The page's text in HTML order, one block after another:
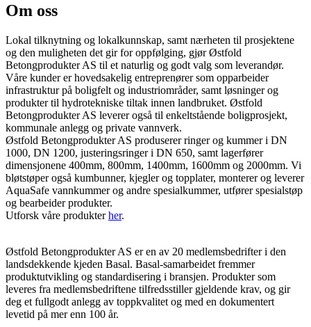
Om oss
Lokal tilknytning og lokalkunnskap, samt nærheten til prosjektene
og den muligheten det gir for oppfølging, gjør Østfold
Betongprodukter AS til et naturlig og godt valg som leverandør.
Våre kunder er hovedsakelig entreprenører som opparbeider
infrastruktur på boligfelt og industriområder, samt løsninger og
produkter til hydrotekniske tiltak innen landbruket. Østfold
Betongprodukter AS leverer også til enkeltstående boligprosjekt,
kommunale anlegg og private vannverk.
Østfold Betongprodukter AS produserer ringer og kummer i DN
1000, DN 1200, justeringsringer i DN 650, samt lagerfører
dimensjonene 400mm, 800mm, 1400mm, 1600mm og 2000mm. Vi
bløtstøper også kumbunner, kjegler og topplater, monterer og leverer
AquaSafe vannkummer og andre spesialkummer, utfører spesialstøp
og bearbeider produkter.
Utforsk våre produkterher.
Østfold Betongprodukter AS er en av 20 medlemsbedrifter i den
landsdekkende kjeden Basal. Basal-samarbeidet fremmer
produktutvikling og standardisering i bransjen. Produkter som
leveres fra medlemsbedriftene tilfredsstiller gjeldende krav, og gir
deg et fullgodt anlegg av toppkvalitet og med en dokumentert
levetid på mer enn 100 år.